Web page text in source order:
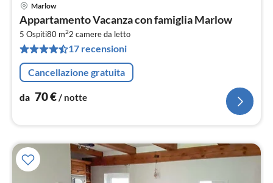
Marlow
Appartamento Vacanza con famiglia Marlow
5 Ospiti80 m22 camere da letto
17 recensioni
Cancellazione gratuita
da 70€/ notte